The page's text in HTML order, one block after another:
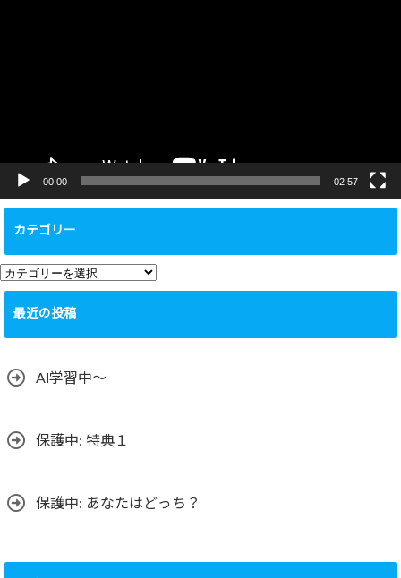
00:00 02:57
カテゴリー
カ
テ
リ
最近の投稿
AI学習中〜
保護中: 特典１
保護中: あなたはどっち？